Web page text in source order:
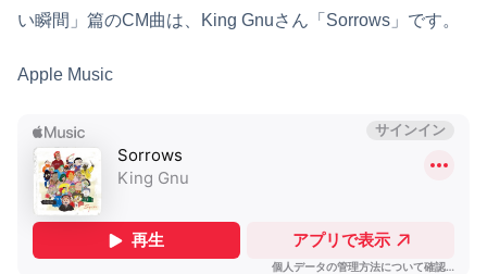
い瞬間」篇のCM曲は、King Gnuさん「Sorrows」です。
Apple Music